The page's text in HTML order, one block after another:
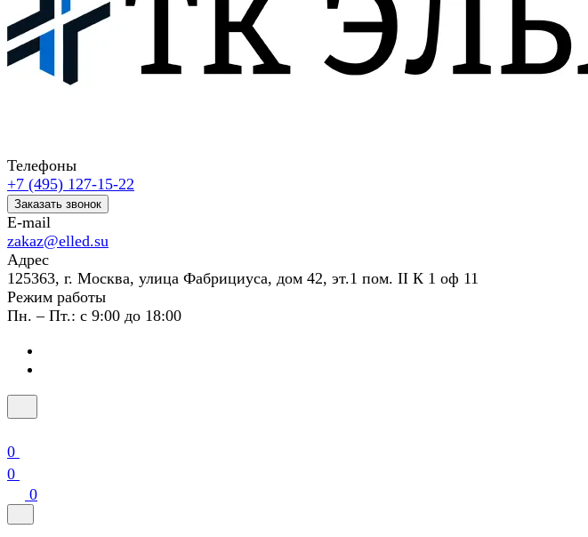
Телефоны
+7 (495) 127-15-22
Заказать звонок
E-mail
zakaz@elled.su
Адрес
125363, г. Москва, улица Фабрициуса, дом 42, эт.1 пом. II К 1 оф 11
Режим работы
Пн. – Пт.: с 9:00 до 18:00
0
0
0